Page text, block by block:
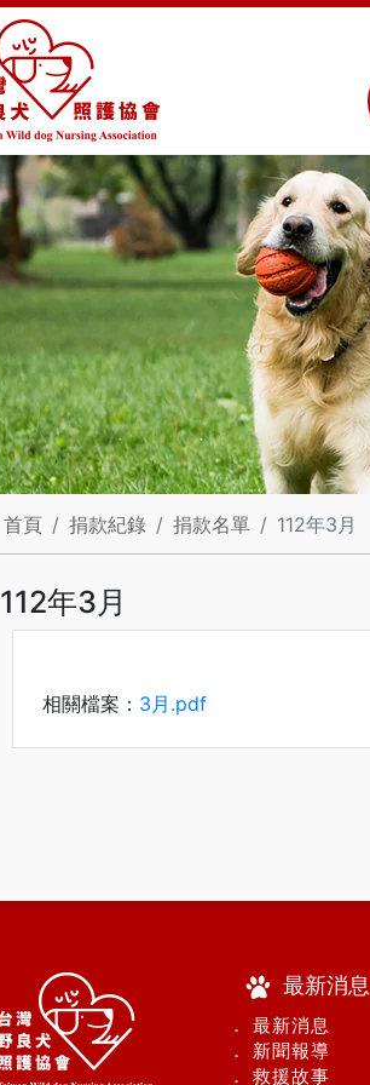
首頁 捐款紀錄 捐款名單 112年3月
112年3月
相關檔案： 3月.pdf
最新消息
． 最新消息
． 新聞報導
． 救援故事